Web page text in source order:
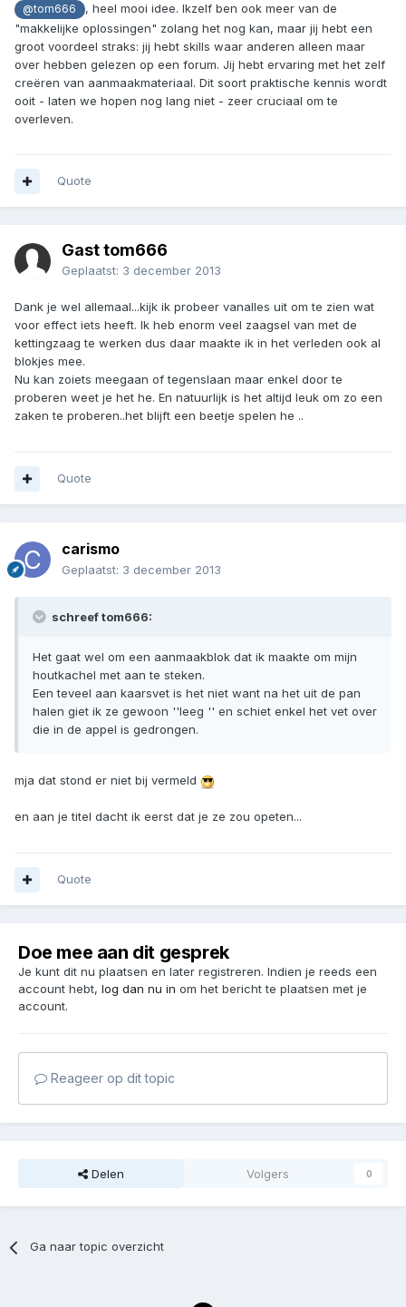
@tom666
, heel mooi idee. Ikzelf ben ook meer van de
"makkelijke oplossingen" zolang het nog kan, maar jij hebt een
groot voordeel straks: jij hebt skills waar anderen alleen maar
over hebben gelezen op een forum. Jij hebt ervaring met het zelf
creëren van aanmaakmateriaal. Dit soort praktische kennis wordt
ooit - laten we hopen nog lang niet - zeer cruciaal om te
overleven.
Quote
Gast tom666
Geplaatst: 3 december 2013
Dank je wel allemaal...kijk ik probeer vanalles uit om te zien wat
voor effect iets heeft. Ik heb enorm veel zaagsel van met de
kettingzaag te werken dus daar maakte ik in het verleden ook al
blokjes mee.
Nu kan zoiets meegaan of tegenslaan maar enkel door te
proberen weet je het he. En natuurlijk is het altijd leuk om zo een
zaken te proberen..het blijft een beetje spelen he ..
Quote
carismo
Geplaatst: 3 december 2013
schreef tom666:
Het gaat wel om een aanmaakblok dat ik maakte om mijn
houtkachel met aan te steken.
Een teveel aan kaarsvet is het niet want na het uit de pan
halen giet ik ze gewoon ''leeg '' en schiet enkel het vet over
die in de appel is gedrongen.
mja dat stond er niet bij vermeld
en aan je titel dacht ik eerst dat je ze zou opeten...
Quote
Doe mee aan dit gesprek
Je kunt dit nu plaatsen en later registreren. Indien je reeds een
account hebt, log dan nu in om het bericht te plaatsen met je
account.
Reageer op dit topic
Delen Volgers 0
Ga naar topic overzicht